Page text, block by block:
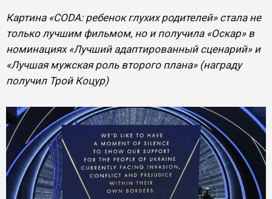
Картина «CODA: ребенок глухих родителей» стала не
только лучшим фильмом, но и получила «Оскар» в
номинациях «Лучший адаптированный сценарий» и
«Лучшая мужская роль второго плана» (награду
получил Трой Коцур)